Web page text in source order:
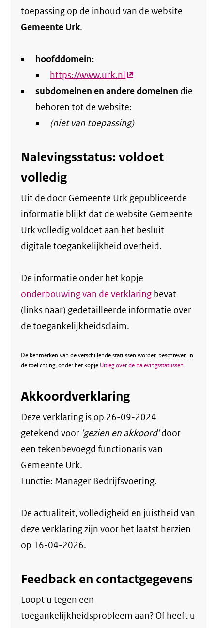
toepassing op de inhoud van de website
Gemeente Urk.
hoofddomein:
https://www.urk.nl(externe
link)
subdomeinen en andere domeinen die
behoren tot de website:
(niet van toepassing)
Nalevingsstatus: voldoet
volledig
Uit de door Gemeente Urk gepubliceerde
informatie blijkt dat de website Gemeente
Urk volledig voldoet aan het besluit
digitale toegankelijkheid overheid.
De informatie onder het kopje
onderbouwing van de verklaring bevat
(links naar) gedetailleerde informatie over
de toegankelijkheidsclaim.
De kenmerken van de verschillende statussen worden beschreven in
de toelichting, onder het kopje Uitleg over de nalevingsstatussen.
Akkoordverklaring
Deze verklaring is op 26-09-2024
getekend voor 'gezien en akkoord'door
een tekenbevoegd functionaris van
Gemeente Urk.
Functie: Manager Bedrijfsvoering.
De actualiteit, volledigheid en juistheid van
deze verklaring zijn voor het laatst herzien
op 16-04-2026.
Feedback en contactgegevens
Loopt u tegen een
toegankelijkheidsprobleem aan? Of heeft u